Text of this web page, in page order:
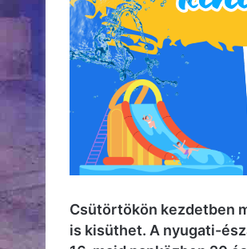
Csütörtökön kezdetben
is kisüthet. A nyugati-